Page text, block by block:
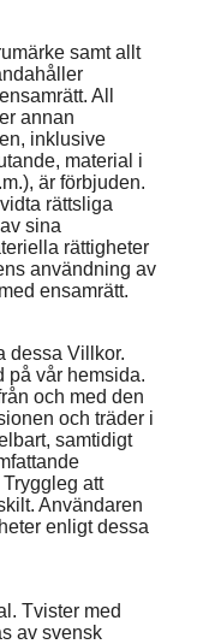
samt allt
All
annan
inklusive
material i
är förbjuden.
rättsliga
sina
rättigheter
användning av
ensamrätt.
dessa Villkor.
på vår hemsida.
och med den
och träder i
samtidigt
att
Användaren
enligt dessa
Tvister med
av svensk